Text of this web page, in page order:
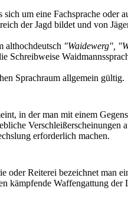
um eine Fachsprache oder
der Jagd bildet und von
althochdeutsch "Waidewerg",
Schreibweise
Sprachraum allgemein gültig.
in der man mit einem
Verschleißerscheinungen
erforderlich machen.
oder Reiterei bezeichnet man
kämpfende Waffengattung der